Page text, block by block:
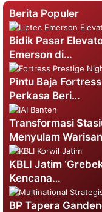
Berita Populer
Bidik Pasar
Emerson di…
Pintu Baja
Perkasa Beri…
Transformasi
Menyulam
KBLI Jatim
Kencana…
BP Tapera